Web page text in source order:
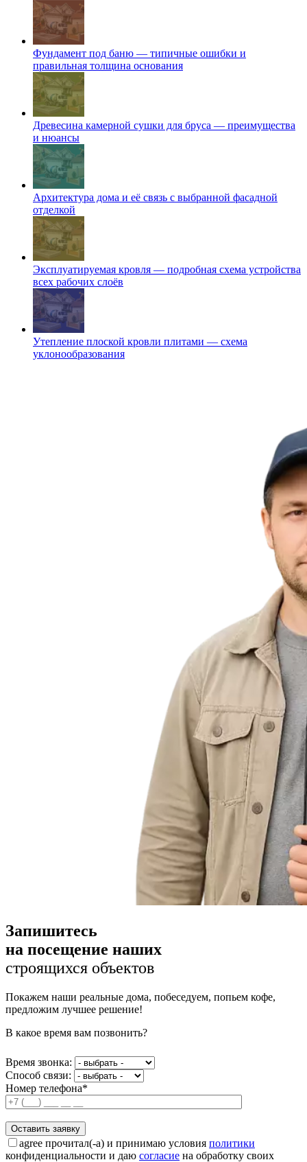
Фундамент под баню — типичные ошибки и
правильная толщина основания
Древесина камерной сушки для бруса — преимущества
и нюансы
Архитектура дома и её связь с выбранной фасадной
отделкой
Эксплуатируемая кровля — подробная схема устройства
всех рабочих слоёв
Утепление плоской кровли плитами — схема
уклонообразования
Запишитесь
на посещение наших
строящихся объектов
Покажем наши реальные дома, побеседуем, попьем кофе,
предложим лучшее решение!
В какое время вам позвонить?
Время звонка:
Способ связи:
Номер телефона*
agree прочитал(-а) и принимаю условия политики
конфиденциальности и даю согласие на обработку своих